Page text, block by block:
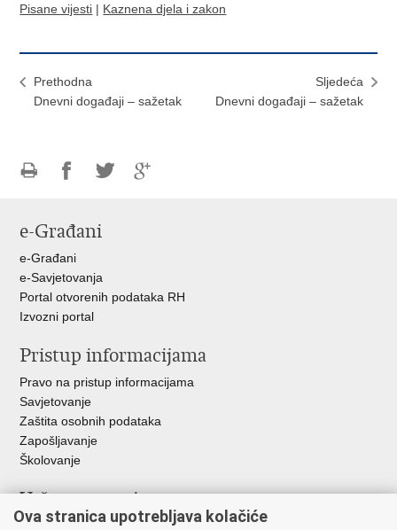
Pisane vijesti | Kaznena djela i zakon
Prethodna
​Dnevni događaji – sažetak
Sljedeća
​Dnevni događaji – sažetak
FacebookuTwitteru
e-Građani
e-Građani
e-Savjetovanja
Portal otvorenih podataka RH
Izvozni portal
Pristup informacijama
Pravo na pristup informacijama
Savjetovanje
Zaštita osobnih podataka
Zapošljavanje
Školovanje
Važne poveznice
Ministarstvo unutarnjih poslova
Ova stranica upotrebljava kolačiće